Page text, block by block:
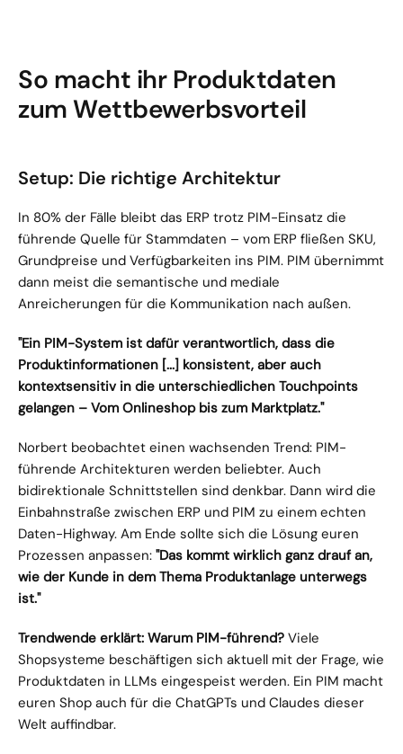
So macht ihr Produktdaten
zum Wettbewerbsvorteil
Setup: Die richtige Architektur
In 80% der Fälle bleibt das ERP trotz PIM-Einsatz die
führende Quelle für Stammdaten – vom ERP fließen SKU,
Grundpreise und Verfügbarkeiten ins PIM. PIM übernimmt
dann meist die semantische und mediale
Anreicherungen für die Kommunikation nach außen.
"Ein PIM-System ist dafür verantwortlich, dass die
Produktinformationen [...] konsistent, aber auch
kontextsensitiv in die unterschiedlichen Touchpoints
gelangen – Vom Onlineshop bis zum Marktplatz."
Norbert beobachtet einen wachsenden Trend: PIM-
führende Architekturen werden beliebter. Auch
bidirektionale Schnittstellen sind denkbar. Dann wird die
Einbahnstraße zwischen ERP und PIM zu einem echten
Daten-Highway. Am Ende sollte sich die Lösung euren
Prozessen anpassen: "Das kommt wirklich ganz drauf an,
wie der Kunde in dem Thema Produktanlage unterwegs
ist."
Trendwende erklärt: Warum PIM-führend? Viele
Shopsysteme beschäftigen sich aktuell mit der Frage, wie
Produktdaten in LLMs eingespeist werden. Ein PIM macht
euren Shop auch für die ChatGPTs und Claudes dieser
Welt auffindbar.